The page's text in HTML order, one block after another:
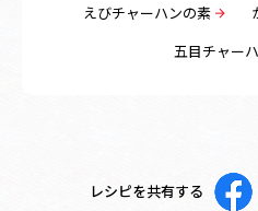
えびチャーハンの素
五目チャー
レシピを共有する